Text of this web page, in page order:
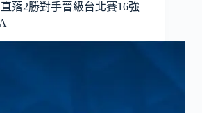
落2勝對手晉級台北賽16強